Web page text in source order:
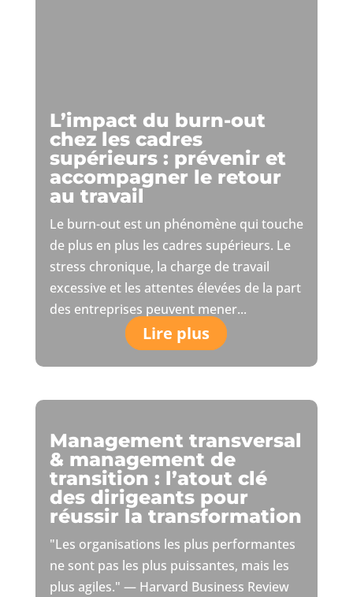
L’impact du burn-out
chez les cadres
supérieurs : prévenir et
accompagner le retour
au travail
Le burn-out est un phénomène qui touche
de plus en plus les cadres supérieurs. Le
stress chronique, la charge de travail
excessive et les attentes élevées de la part
des entreprises peuvent mener...
Lire plus
Management transversal
& management de
transition : l’atout clé
des dirigeants pour
réussir la transformation
"Les organisations les plus performantes
ne sont pas les plus puissantes, mais les
plus agiles." — Harvard Business Review